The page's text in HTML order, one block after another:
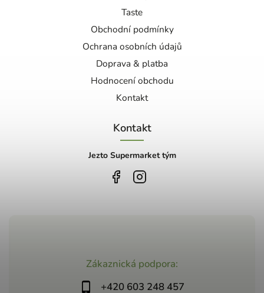
Zákaznická podpora:
+420 603 248 457
Taste
Obchodní podmínky
Ochrana osobních údajů
Doprava & platba
Hodnocení obchodu
Kontakt
Kontakt
Jezto Supermarket tým